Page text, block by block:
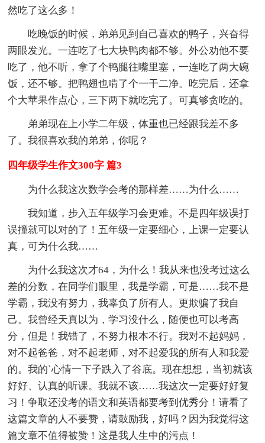
然吃了这么多！
吃晚饭的时候，弟弟见到自己喜欢的鸭子，兴奋得
两眼发光。一连吃了七大块鸭肉都不够。外公劝他不要
吃了，他不听，拿了个鸭腿往嘴里塞，一连吃了两大碗
饭，还不够。把鸭翅也啃了个一干二净。吃完后，还拿
个大苹果作点心，三下两下就吃完了。可真够贪吃的。
弟弟现在上小学二年级，体重也已经跟我差不多
了。我很喜欢我的弟弟，你呢？
四年级学生作文300字 篇3
为什么我这次数学会考的那样差……为什么……
我知道，步入五年级学习会更难。不是四年级误打
误撞就可以对的了！五年级一定要细心，上课一定要认
真，可为什么我……
为什么我这次才64，为什么！我从来也没考过这么
差的分数，在同学们眼里，我是学霸，可是……我不是
学霸，我没有努力，我辜负了所有人。更欺骗了我自
己。我曾经天真以为，学习没什么，随便也可以考高
分，但是！我错了，不努力根本不行。我对不起妈妈，
对不起爸爸，对不起老师，对不起爱我的所有人和我爱
的。我的`心情一下子跌入了谷底。现在想想，当初就该
好好、认真的听课。我就不该……我这次一定要好好复
习！争取还没考的语文和英语都要考到优秀分！请看了
这篇文章的人不要赞，请鼓励我，好吗？因为我觉得这
篇文章不值得被赞！这是我人生中的污点！